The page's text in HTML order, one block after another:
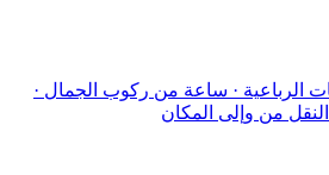
· ساعة من ركوب الجمال ·
من وإلى المكان